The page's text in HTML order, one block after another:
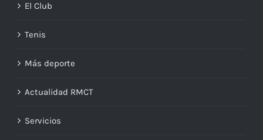
El Club
Tenis
Más deporte
Actualidad RMCT
Servicios